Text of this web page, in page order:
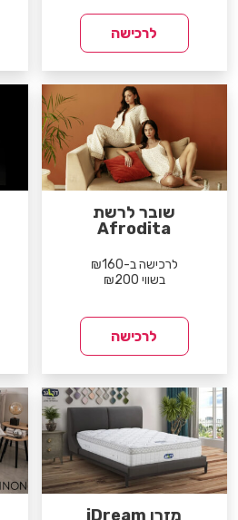
לרכישה
שובר לרשת
Afrodita
לרכישה ב-₪160
בשווי ₪200
לרכישה
מזרן iDream